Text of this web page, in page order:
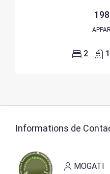
2 1
Informations de
MOGATI